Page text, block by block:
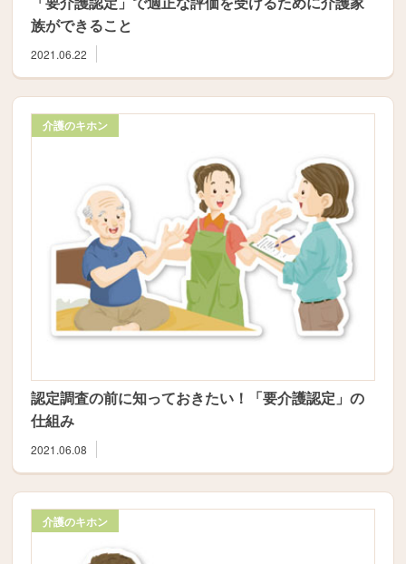
族ができること
2021.06.22
介護のキホン
認定調査の前に知っておきたい！「要介護認定」の
仕組み
2021.06.08
介護のキホン